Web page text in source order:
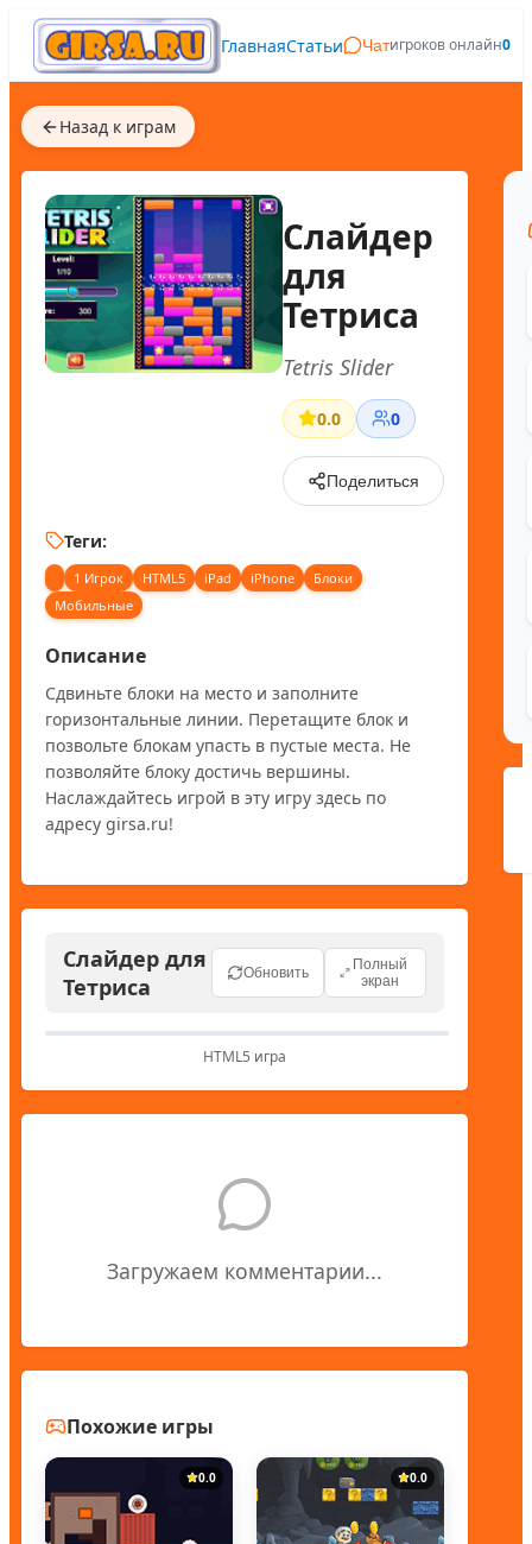
ГлавнаяСтатьи Чатигроков онлайн0
Назад к играм
Слайдер
для
Тетриса
Tetris Slider
0.0 0
Поделиться
Теги:
1 Игрок HTML5 iPad iPhone
Блоки
Мобильные
Описание
Сдвиньте блоки на место и заполните
горизонтальные линии. Перетащите блок и
позвольте блокам упасть в пустые места. Не
позволяйте блоку достичь вершины.
Наслаждайтесь игрой в эту игру здесь по
адресу girsa.ru!
Слайдер для
Тетриса
Обновить
Полный
экран
HTML5 игра
Загружаем комментарии...
Похожие игры
0.0 0.0